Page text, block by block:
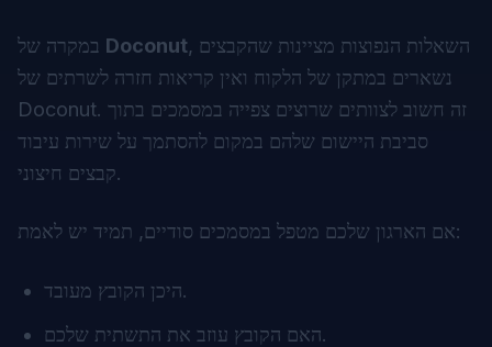
Doconut, השאלות הנפוצות מציינות שהקבצים
נשארים במתקן של הלקוח ואין קריאות חזרה לשרתים של
Doconut. זה חשוב לצוותים שרוצים צפייה במסמכים בתוך
סביבת היישום שלהם במקום להסתמך על שירות עיבוד
קבצים חיצוני.
אם הארגון שלכם מטפל במסמכים סודיים, תמיד יש לאמת:
היכן הקובץ מעובד.
האם הקובץ עוזב את התשתית שלכם.